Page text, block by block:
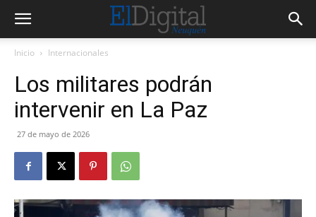
Inicio Internacionales
Los militares podrán
intervenir en La Paz
27 de mayo de 2026